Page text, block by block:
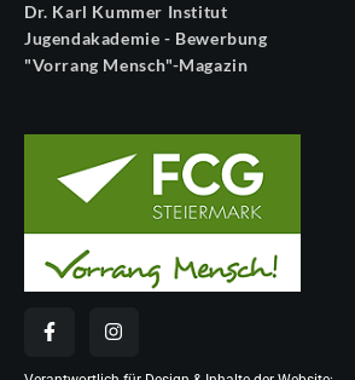
Dr. Karl Kummer Institut
Jugendakademie - Bewerbung
"Vorrang Mensch"-Magazin